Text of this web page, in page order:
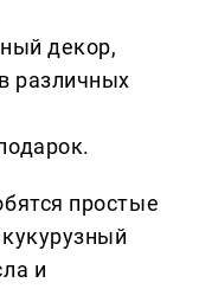
декор,
различных
простые
и